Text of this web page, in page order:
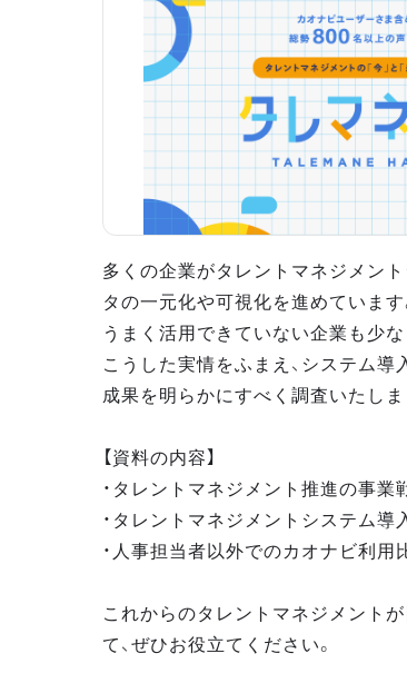
多くの企業がタレントマネジメン
タの一元化や可視化を進めていま
うまく活用できていない企業も少な
こうした実情をふまえ、システム導
成果を明らかにすべく調査いたしま
【資料の内容】
・タレントマネジメント推進の事業
・タレントマネジメントシステム導
・人事担当者以外でのカオナビ利用
これからのタレントマネジメント
て、ぜひお役立てください。